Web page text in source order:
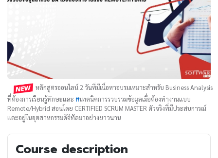
หลักสูตรออนไลน์ 2 วันที่มีเนื้อหาอบรมเหมาะสำหรับ Business Analysis
ที่ต้องการเรียนรู้ทักษะและ #เทคนิคการรวบรวมข้อมูลเมื่อต้องทำงานแบบ
Remote/Hybrid สอนโดย CERTIFIED SCRUM MASTER ตัวจริงที่มีประสบการณ์
และอยู่ในอุตสาหกรรมดิจิทัลมาอย่างยาวนาน
Course description